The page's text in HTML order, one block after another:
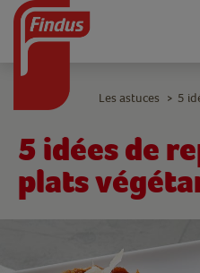
5 idées de
plats
Les astuces > 5